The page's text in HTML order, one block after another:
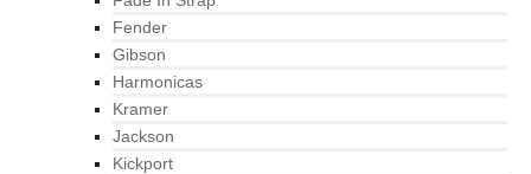
Fender
Gibson
Harmonicas
Kramer
Jackson
Kickport